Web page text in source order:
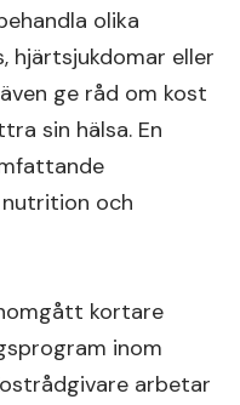
olika
hjärtsjukdomar eller
ge råd om kost
sin hälsa. En
och
kortare
inom
arbetar